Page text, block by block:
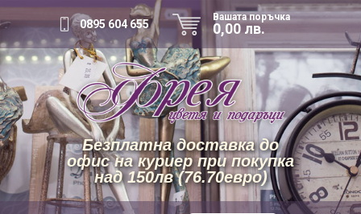
0895 604 655
Вашата поръчка
0,00 лв.
Безплатна доставка до
офис на куриер при покупка
над 150лв (76.70евро)